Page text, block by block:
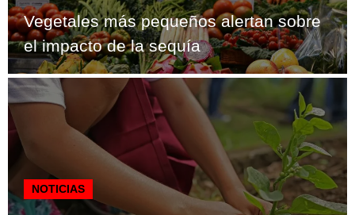
Vegetales más pequeños alertan sobre
el impacto de la sequía
NOTICIAS